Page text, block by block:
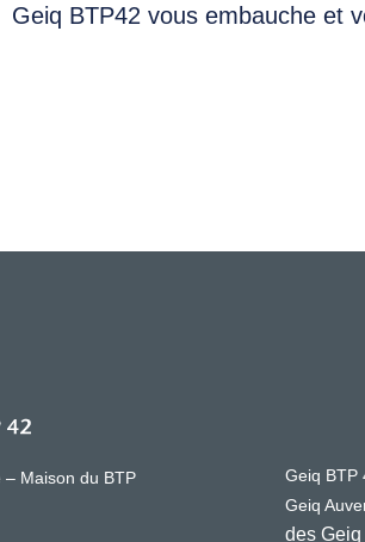
Geiq BTP42 vous embauche et
– Maison du BTP
Geiq BTP
Geiq
des Geiq